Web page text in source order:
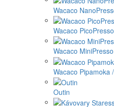
Wacaco
Wacaco
Wacaco MiniPresso
Wacaco Pipamoka
Outin